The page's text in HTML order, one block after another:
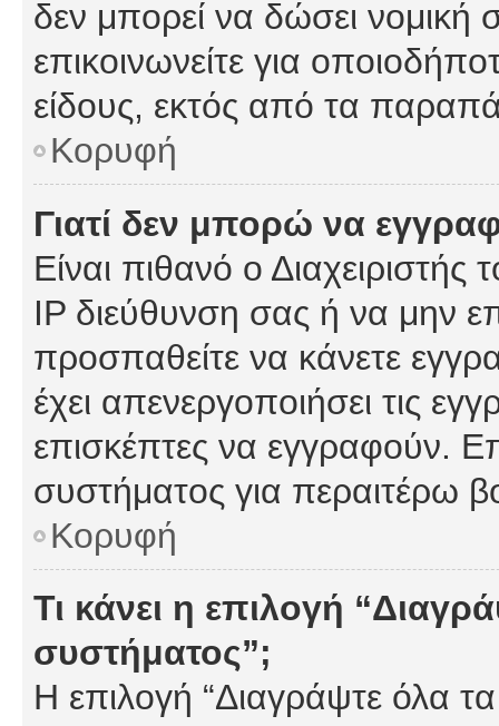
δεν μπορεί να δώσει νομική
επικοινωνείτε για
είδους, εκτός από τα
Κορυφή
Γιατί δεν μπορώ να
Είναι πιθανό ο
IP διεύθυνση σας ή να μην
προσπαθείτε να κάνετε
έχει απενεργοποιήσει τις
επισκέπτες να εγγραφούν.
συστήματος για περαιτέρω
Κορυφή
Τι κάνει η επιλογή
συστήματος”;
Η επιλογή “Διαγράψτε όλα